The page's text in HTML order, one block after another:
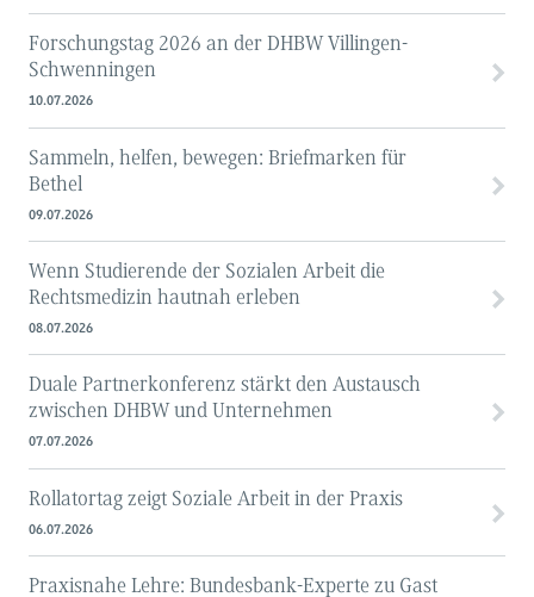
10.07.2026
Forschungstag 2026 an der DHBW Villingen-
Schwenningen
09.07.2026
Sammeln, helfen, bewegen: Briefmarken für
Bethel
08.07.2026
Wenn Studierende der Sozialen Arbeit die
Rechtsmedizin hautnah erleben
07.07.2026
Duale Partnerkonferenz stärkt den Austausch
zwischen DHBW und Unternehmen
06.07.2026
Rollatortag zeigt Soziale Arbeit in der Praxis
Praxisnahe Lehre: Bundesbank-Experte zu Gast